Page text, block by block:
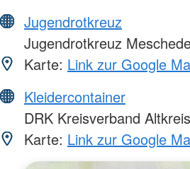
Jugendrotkreuz
Jugendrotkreuz
Karte: Link zur Google
Kleidercontainer
DRK Kreisverband
Karte: Link zur Google